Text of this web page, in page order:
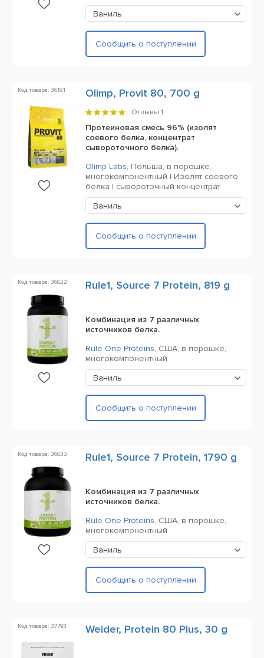
Ваниль
Сообщить о поступлении
Код товара: 36181 Olimp, Provit 80, 700 g
Отзывы 1
Протеиновая смесь 96% (изолят
соевого белка, концентрат
сывороточного белка).
Olimp Labs, Польша, в порошке,
многокомпонентный | Изолят соевого
белка | сывороточный концентрат
Ваниль
Сообщить о поступлении
Код товара: 36622 Rule1, Source 7 Protein, 819 g
Комбинация из 7 различных
источников белка.
Rule One Proteins, США, в порошке,
многокомпонентный
Ваниль
Сообщить о поступлении
Код товара: 36633 Rule1, Source 7 Protein, 1790 g
Комбинация из 7 различных
источников белка.
Rule One Proteins, США, в порошке,
многокомпонентный
Ваниль
Сообщить о поступлении
Код товара: 37793 Weider, Protein 80 Plus, 30 g